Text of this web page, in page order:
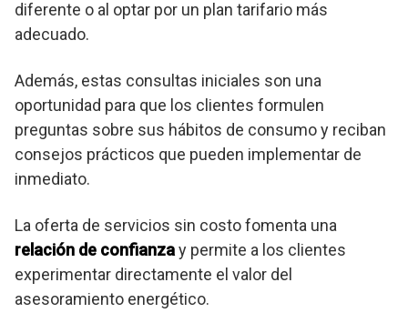
diferente o al optar por un plan tarifario más
adecuado.
Además, estas consultas iniciales son una
oportunidad para que los clientes formulen
preguntas sobre sus hábitos de consumo y reciban
consejos prácticos que pueden implementar de
inmediato.
La oferta de servicios sin costo fomenta una
relación de confianzay permite a los clientes
experimentar directamente el valor del
asesoramiento energético.